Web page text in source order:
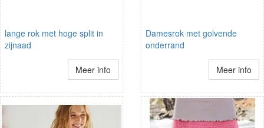
lange rok met hoge split in
zijnaad
Meer info
Damesrok met golvende
onderrand
Meer info